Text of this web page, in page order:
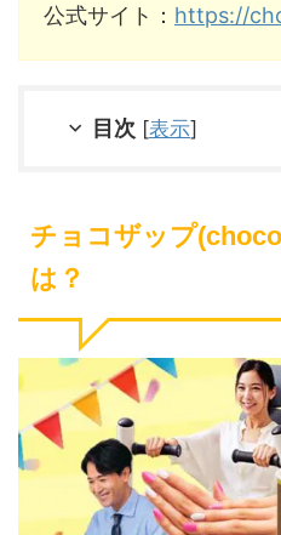
公式サイト： https://
目次 [表示]
チョコザップ
は？